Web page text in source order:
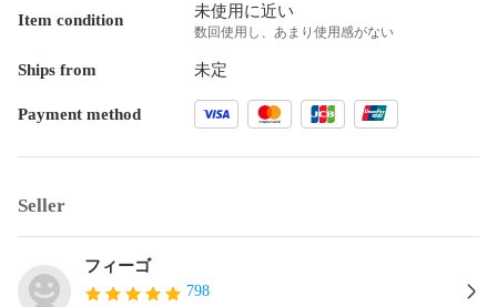
Item condition 未使用に近い
数回使用し、あまり使用感がない
Ships from 未定
Payment method
Seller
フィーゴ
798